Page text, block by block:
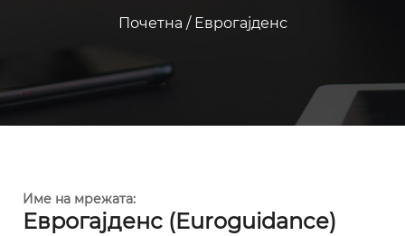
Почетна /Еврогајденс
Име на мрежата:
Еврогајденс (Euroguidance)